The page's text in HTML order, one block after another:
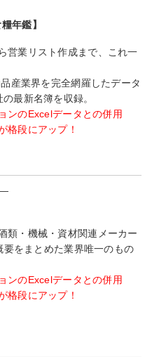
年鑑】
営業リスト作成まで、これ一
産業界を完全網羅したデータ
最新名簿を収録。
ンのExcelデータとの併用
格段にアップ！
類・機械・資材関連メーカー
要をまとめた業界唯一のもの
ンのExcelデータとの併用
格段にアップ！